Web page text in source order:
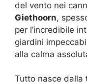
del vento nei
Giethoorn,
per l’incredibile
giardini
alla calma
Tutto nasce dalla